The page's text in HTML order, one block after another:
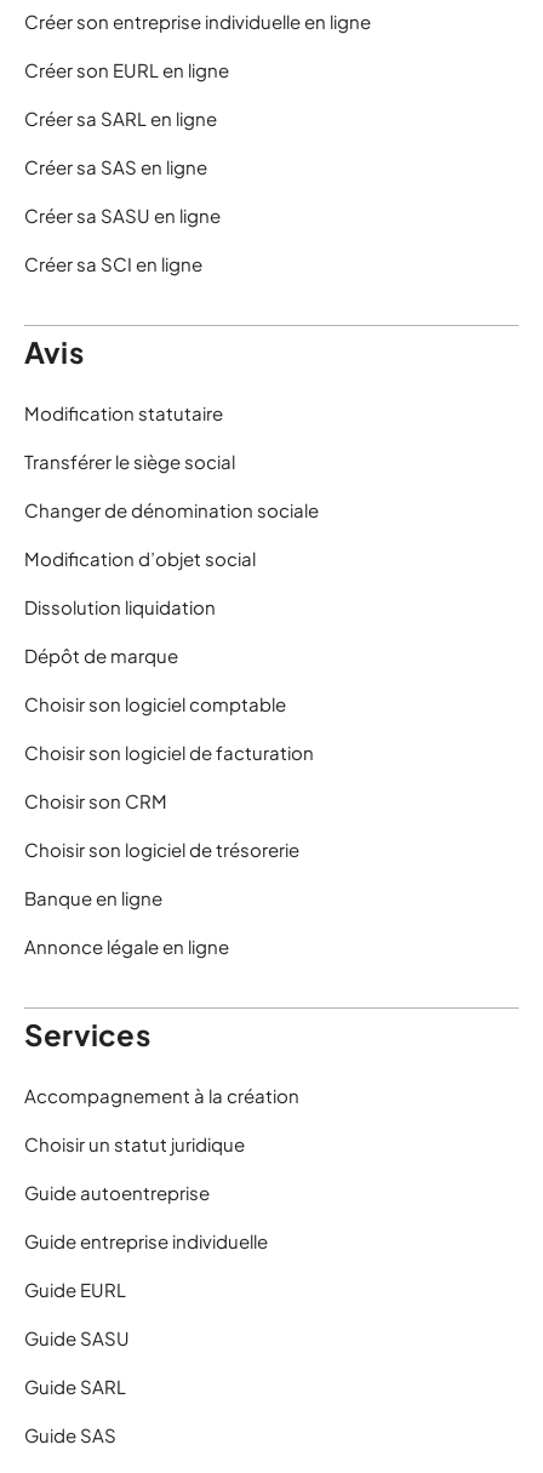
Créer son entreprise individuelle en ligne
Créer son EURL en ligne
Créer sa SARL en ligne
Créer sa SAS en ligne
Créer sa SASU en ligne
Créer sa SCI en ligne
Avis
Modification statutaire
Transférer le siège social
Changer de dénomination sociale
Modification d’objet social
Dissolution liquidation
Dépôt de marque
Choisir son logiciel comptable
Choisir son logiciel de facturation
Choisir son CRM
Choisir son logiciel de trésorerie
Banque en ligne
Annonce légale en ligne
Services
Accompagnement à la création
Choisir un statut juridique
Guide autoentreprise
Guide entreprise individuelle
Guide EURL
Guide SASU
Guide SARL
Guide SAS